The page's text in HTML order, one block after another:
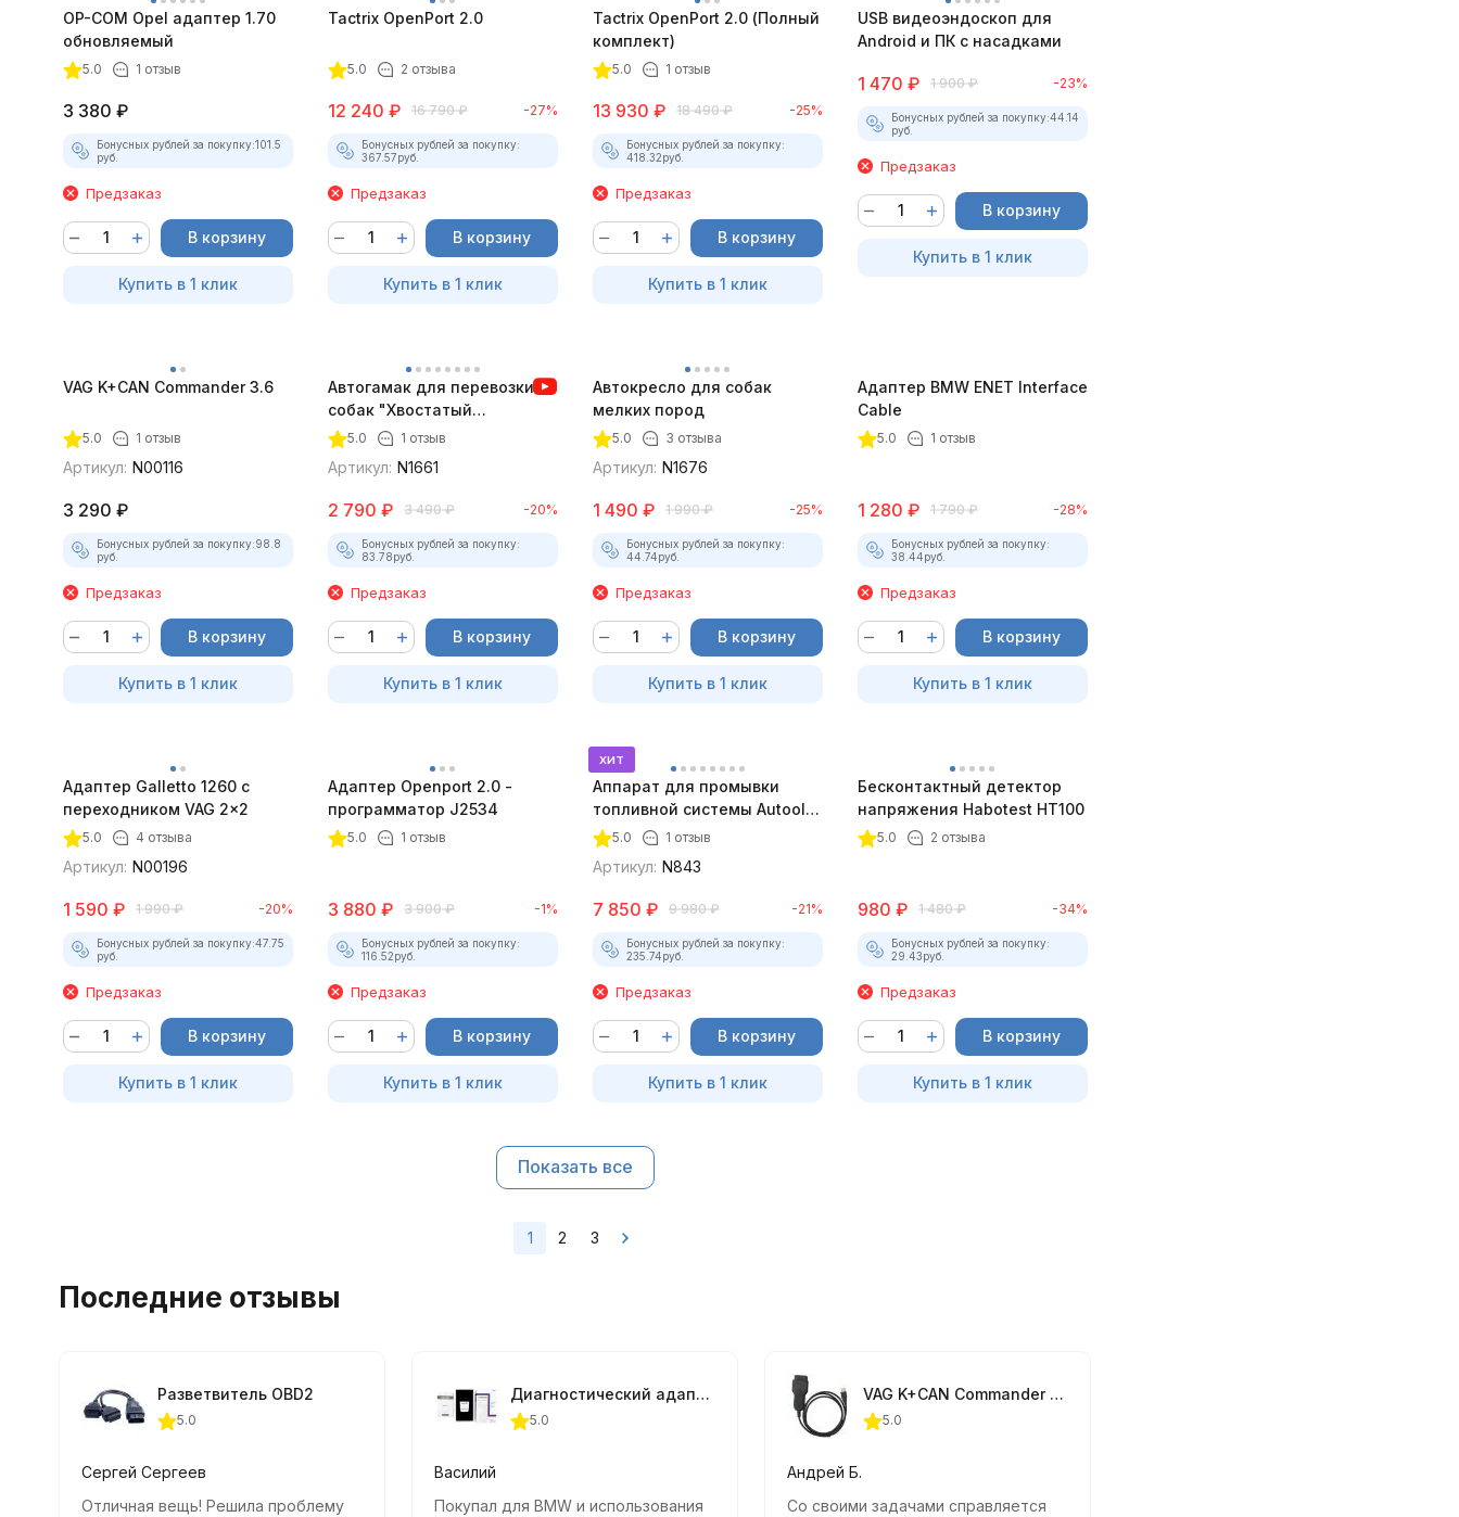
OP-COM Opel адаптер 1.70
обновляемый
5.0 1 отзыв
3 380 ₽
Бонусных рублей за покупку:101.5
руб.
Предзаказ
В корзину
Купить в 1 клик
Tactrix OpenPort 2.0
5.0 2 отзыва
12 240 ₽ 16 790 ₽ -27%
Бонусных рублей за покупку:
367.57руб.
Предзаказ
В корзину
Купить в 1 клик
Tactrix OpenPort 2.0 (Полный
комплект)
5.0 1 отзыв
13 930 ₽ 18 490 ₽ -25%
Бонусных рублей за покупку:
418.32руб.
Предзаказ
В корзину
Купить в 1 клик
USB видеоэндоскоп для
Android и ПК с насадками
1 470 ₽ 1 900 ₽ -23%
Бонусных рублей за покупку:44.14
руб.
Предзаказ
В корзину
Купить в 1 клик
VAG K+CAN Commander 3.6
5.0 1 отзыв
Артикул: N00116
3 290 ₽
Бонусных рублей за покупку:98.8
руб.
Предзаказ
В корзину
Купить в 1 клик
Автогамак для перевозки
собак "Хвостатый
пассажир" с боковой
безопасности
5.0 1 отзыв
Артикул: N1661
2 790 ₽ 3 490 ₽ -20%
Бонусных рублей за покупку:
83.78руб.
Предзаказ
В корзину
Купить в 1 клик
Автокресло для собак
мелких пород
5.0 3 отзыва
Артикул: N1676
1 490 ₽ 1 990 ₽ -25%
Бонусных рублей за покупку:
44.74руб.
Предзаказ
В корзину
Купить в 1 клик
Адаптер BMW ENET Interface
Cable
5.0 1 отзыв
1 280 ₽ 1 790 ₽ -28%
Бонусных рублей за покупку:
38.44руб.
Предзаказ
В корзину
Купить в 1 клик
Адаптер Galletto 1260 с
переходником VAG 2x2
5.0 4 отзыва
Артикул: N00196
1 590 ₽ 1 990 ₽ -20%
Бонусных рублей за покупку:47.75
руб.
Предзаказ
В корзину
Купить в 1 клик
Адаптер Openport 2.0 -
программатор J2534
5.0 1 отзыв
3 880 ₽ 3 900 ₽ -1%
Бонусных рублей за покупку:
116.52руб.
Предзаказ
В корзину
Купить в 1 клик
хит
Аппарат для промывки
топливной системы Autool
C100
5.0 1 отзыв
Артикул: N843
7 850 ₽ 9 980 ₽ -21%
Бонусных рублей за покупку:
235.74руб.
Предзаказ
В корзину
Купить в 1 клик
Бесконтактный детектор
напряжения Habotest HT100
5.0 2 отзыва
980 ₽ 1 480 ₽ -34%
Бонусных рублей за покупку:
29.43руб.
Предзаказ
В корзину
Купить в 1 клик
Показать все
1 2 3
Последние отзывы
Разветвитель OBD2
5.0
Сергей Сергеев
Отличная вещь! Решила проблему
Диагностический адаптер Vgate vLinker BM+ (BLE+Bluetooth 4.0/Bluetooth 3.0)
5.0
Василий
Покупал для BMW и использования
VAG K+CAN Commander 5.5 + Pin Reader 3.9
5.0
Андрей Б.
Со своими задачами справляется